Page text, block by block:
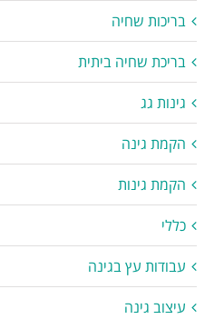
בריכות שחיה
בריכת שחיה ביתית
גינות גג
הקמת גינה
הקמת גינות
כללי
עבודות עץ בגינה
עיצוב גינה